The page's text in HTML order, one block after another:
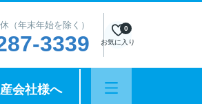
（年末年始を除く）
3339 お気に入り
0
会社様へ